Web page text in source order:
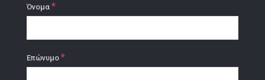
Όνομα *
Επώνυμο *